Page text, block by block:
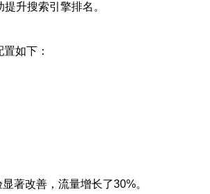
升搜索引擎排名。
如下：
著改善，流量增长了30%。